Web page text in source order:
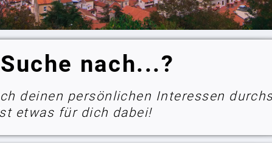
nach...?
deinen persönlichen Interessen
etwas für dich dabei!